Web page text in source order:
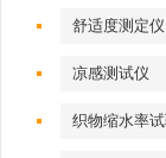
舒适度测定仪
凉感测试仪
织物缩水率